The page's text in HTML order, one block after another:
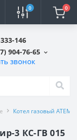
0 0
146
904-76-65
звонок
Котел газовый АТЕМ
3 КС-ГВ 015